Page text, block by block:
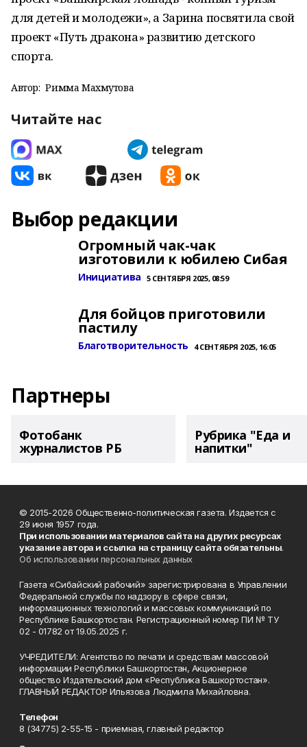
для детей и молодежи», а Зарина посвятила свой
проект «Путь дракона» развитию детского
спорта.
Автор: Римма Махмутова
Читайте нас
Выбор редакции
Огромный чак-чак
изготовили к юбилею Сибая
Инициатива 5 СЕНТЯБРЯ 2025, 08:59
Для бойцов приготовили
пастилу
Благотворительность 4 СЕНТЯБРЯ 2025, 16:05
Партнеры
Фотобанк
журналистов РБ
Рубрика "Еда и
напитки"
© 2015-2026 Общественно-политическая газета. Издается с
29 июня 1957 года.
При использовании материалов сайта на других ресурсах
указание автора и ссылка на страницу сайта обязательны.
Об использовании персональных данных
Газета «Сибайский рабочий» зарегистрирована в Управлении
Федеральной службы по надзору в сфере связи,
информационных технологий и массовых коммуникаций по
Республике Башкортостан. Регистрационный номер ПИ № ТУ
02 - 01782 от 19.05.2025 г.
УЧРЕДИТЕЛИ: Агентство по печати и средствам массовой
информации Республики Башкортостан, Акционерное
общество Издательский дом «Республика Башкортостан».
ГЛАВНЫЙ РЕДАКТОР Ильязова Людмила Михайловна.
Телефон
8 (34775) 2-55-15 - приемная, главный редактор